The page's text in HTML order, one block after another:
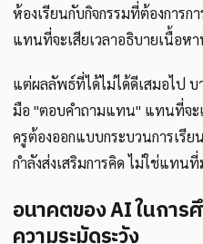
ห้องเรียนกับกิจกรรมที่ต้องการก
แทนที่จะเสียเวลาอธิบายเนื้อห
แต่ผลลัพธ์ที่ได้ไม่ได้ดีเสมอไป บ
มือ "ตอบคำถามแทน" แทนที่จะ
ครูต้องออกแบบกระบวนการเรี
กำลังส่งเสริมการคิด ไม่ใช่แทน
อนาคตของ AI ในการ
ความระมัดระวัง